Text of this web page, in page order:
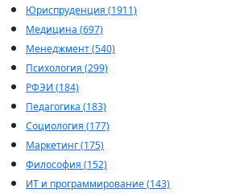
Юриспруденция (1911)
Медицина (697)
Менеджмент (540)
Психология (299)
РФЭИ (184)
Педагогика (183)
Социология (177)
Маркетинг (175)
Философия (152)
ИТ и программирование (143)